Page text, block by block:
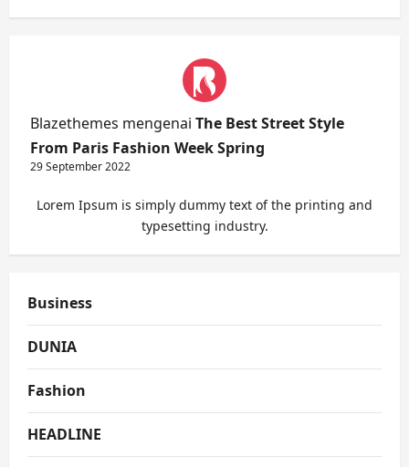
Blazethemes mengenai The Best Street Style
From Paris Fashion Week Spring
29 September 2022
Lorem Ipsum is simply dummy text of the printing and
typesetting industry.
Business
DUNIA
Fashion
HEADLINE